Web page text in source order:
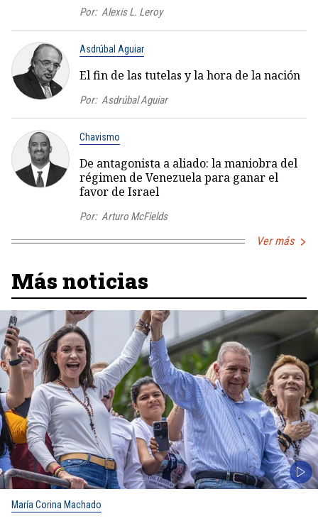
Por: Alexis L. Leroy
Asdrúbal Aguiar
El fin de las tutelas y la hora de la nación
Por: Asdrúbal Aguiar
Chavismo
De antagonista a aliado: la maniobra del
régimen de Venezuela para ganar el
favor de Israel
Por: Arturo McFields
Ver más
Más noticias
María Corina Machado